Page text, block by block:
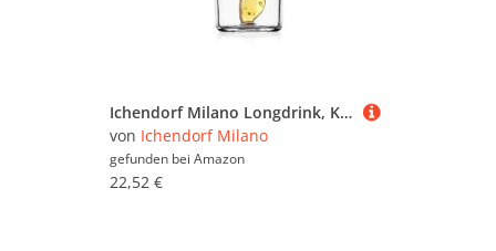
Ichendorf Milano Longdrink, Kaktus Gelb, Kollektion Desert Plants, 45 cl, Borosilikatglas, Handgefertigt
von Ichendorf Milano
gefunden bei Amazon
22,52 €